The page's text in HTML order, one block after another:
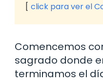
click para ver el
Comencemos
sagrado donde
terminamos el